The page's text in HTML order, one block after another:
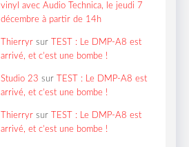
vinyl avec Audio Technica, le jeudi 7
décembre à partir de 14h
Thierryr sur
TEST : Le DMP-A8 est
arrivé, et c’est une bombe !
Studio 23 sur
TEST : Le DMP-A8 est
arrivé, et c’est une bombe !
Thierryr sur
TEST : Le DMP-A8 est
arrivé, et c’est une bombe !